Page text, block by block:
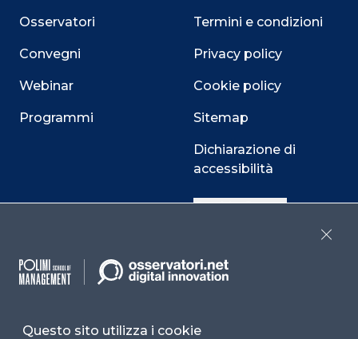
Osservatori
Convegni
Webinar
Programmi
Termini e condizioni
Privacy policy
Cookie policy
Sitemap
Dichiarazione di
accessibilità
Cookie Center
Facebook LinkedIn
Questo sito utilizza i cookie